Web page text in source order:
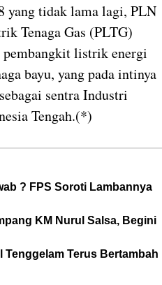
yang tidak lama lagi, PLN
Tenaga Gas (PLTG)
pembangkit listrik energi
bayu, yang pada intinya
sentra Industri
Tengah.(*)
? FPS Soroti Lambannya
KM Nurul Salsa, Begini
Tenggelam Terus Bertambah